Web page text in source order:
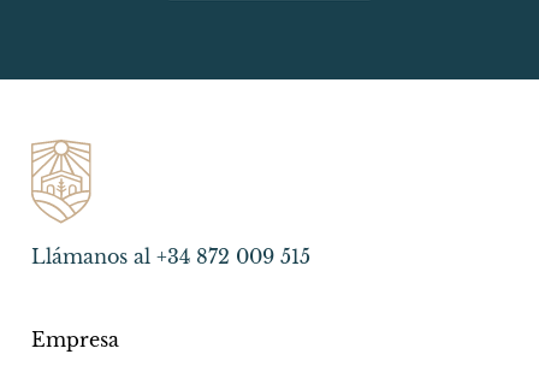
Llámanos al +34 872 009 515
Empresa